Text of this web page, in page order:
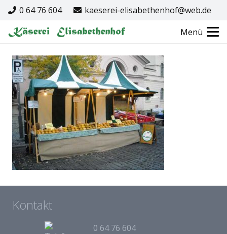
0 64 76 604
kaeserei-elisabethenhof@web.de
Menü
Kontakt
0 64 76 604